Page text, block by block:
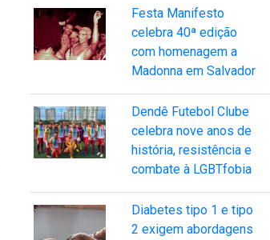
Festa Manifesto
celebra 40ª edição
com homenagem a
Madonna em Salvador
Dendê Futebol Clube
celebra nove anos de
história, resistência e
combate à LGBTfobia
Diabetes tipo 1 e tipo
2 exigem abordagens